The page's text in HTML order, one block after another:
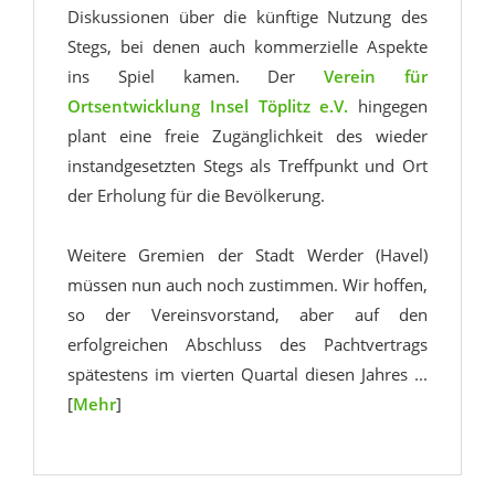
Diskussionen über die künftige Nutzung des
Stegs, bei denen auch kommerzielle Aspekte
ins Spiel kamen. DerVerein für
Ortsentwicklung Insel Töplitz e.V. hingegen
plant eine freie Zugänglichkeit des wieder
instandgesetzten Stegs als Treffpunkt und Ort
der Erholung für die Bevölkerung.
Weitere Gremien der Stadt Werder (Havel)
müssen nun auch noch zustimmen. Wir hoffen,
so der Vereinsvorstand, aber auf den
erfolgreichen Abschluss des Pachtvertrags
spätestens im vierten Quartal diesen Jahres ...
[Mehr]